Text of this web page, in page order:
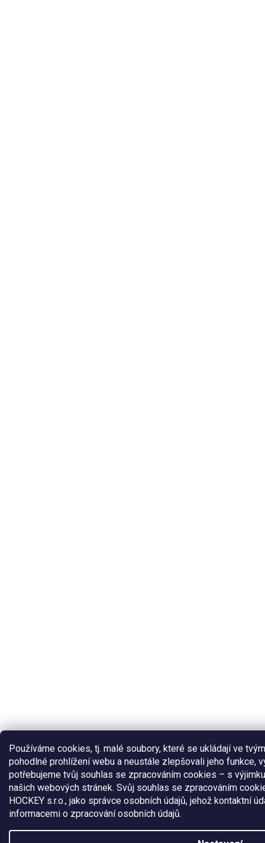
Používáme cookies, tj. malé soubory, které se ukládají ve
pohodlné prohlížení webu a neustále zlepšovali jeho funkce,
potřebujeme tvůj souhlas se zpracováním cookies – s
našich webových stránek. Svůj souhlas se zpracováním
HOCKEY s.r.o., jako správce osobních údajů, jehož kontaktní
informacemi o zpracování osobních údajů.